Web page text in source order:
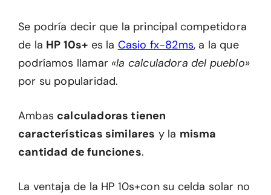
Se podría decir que la principal competidora
de la HP 10s+ es la Casio fx-82ms, a la que
podríamos llamar «la calculadora del pueblo»
por su popularidad.
Ambas calculadoras tienen
características similares y la misma
cantidad de funciones.
La ventaja de la HP 10s+con su celda solar no